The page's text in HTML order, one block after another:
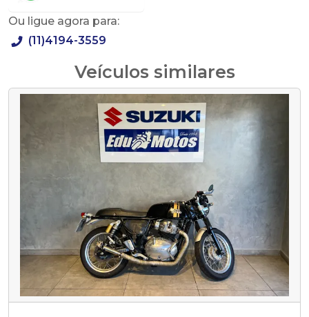
Ou ligue agora para:
(11)4194-3559
Veículos similares